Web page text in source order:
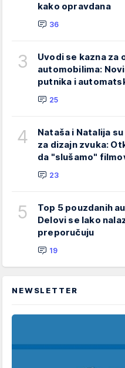
kako opravdana
36
3
Uvodi se kazna za
automobilima:
putnika i
25
4
Nataša i Natalija
za dizajn zvuka:
da "slušamo"
23
5
Top 5 pouzdanih
Delovi se lako
preporučuju
19
NEWSLETTER